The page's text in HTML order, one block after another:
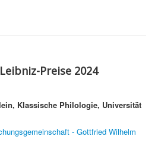
Preise 2024
Klassische Philologie, Universität
- Gottfried Wilhelm